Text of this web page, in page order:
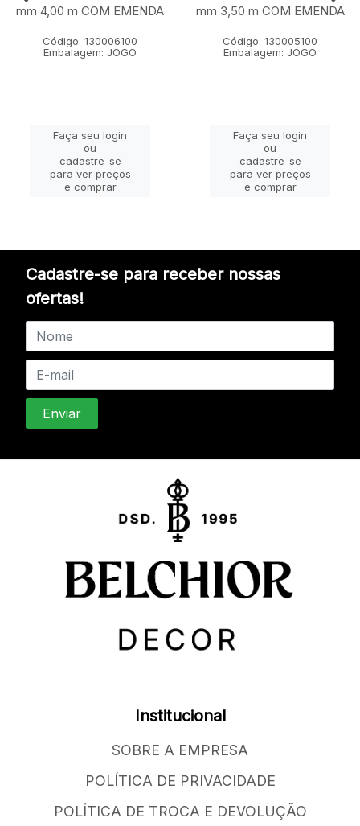
mm 4,00 m COM EMENDA
Código: 130006100
Embalagem: JOGO
Faça seu login
ou
cadastre-se
para ver preços
e comprar
mm 3,50 m COM EMENDA
Código: 130005100
Embalagem: JOGO
Faça seu login
ou
cadastre-se
para ver preços
e comprar
Cadastre-se para receber nossas
ofertas!
Institucional
SOBRE A EMPRESA
POLÍTICA DE PRIVACIDADE
POLÍTICA DE TROCA E DEVOLUÇÃO